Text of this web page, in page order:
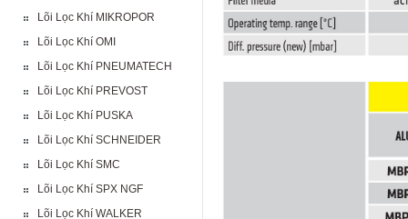
Lõi Lọc Khí MIKROPOR
Lõi Lọc Khí OMI
Lõi Lọc Khí PNEUMATECH
Lõi Lọc Khí PREVOST
Lõi Lọc Khí PUSKA
Lõi Lọc Khí SCHNEIDER
Lõi Lọc Khí SMC
Lõi Lọc Khí SPX NGF
Lõi Lọc Khí WALKER